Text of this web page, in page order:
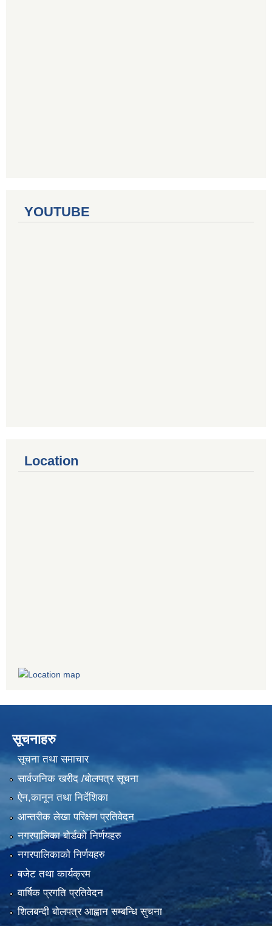
YOUTUBE
Location
सूचनाहरु
सूचना तथा समाचार
सार्वजनिक खरीद /बोलपत्र सूचना
ऐन,कानून तथा निर्देशिका
आन्तरीक लेखा परिक्षण प्रतिवेदन
नगरपालिका बोर्डको निर्णयहरु
नगरपालिकाको निर्णयहरु
बजेट तथा कार्यक्रम
वार्षिक प्रगति प्रतिवेदन
शिलबन्दी बोलपत्र आह्वान सम्बन्धि सुचना